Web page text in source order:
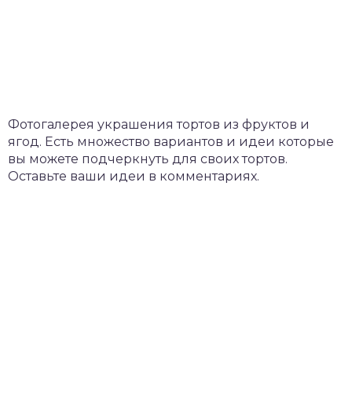
Фотогалерея украшения тортов из фруктов и
ягод. Есть множество вариантов и идеи которые
вы можете подчеркнуть для своих тортов.
Оставьте ваши идеи в комментариях.